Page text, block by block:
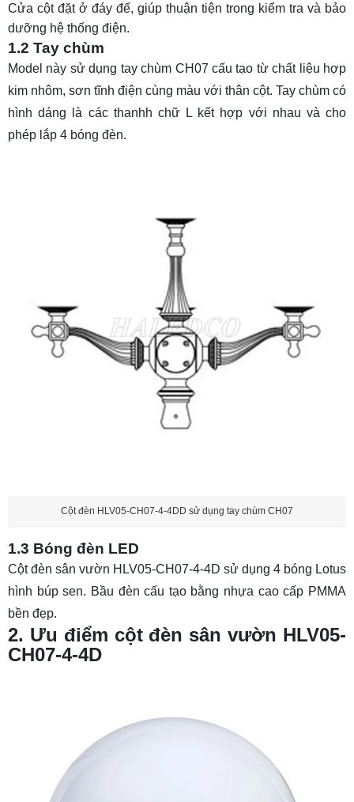
Cửa cột đặt ở đáy đế, giúp thuận tiện trong kiểm tra và bảo
dưỡng hệ thống điện.
1.2 Tay chùm
Model này sử dụng tay chùm CH07 cấu tạo từ chất liệu hợp
kim nhôm, sơn tĩnh điện cùng màu với thân cột. Tay chùm có
hình dáng là các thanhh chữ L kết hợp với nhau và cho
phép lắp 4 bóng đèn.
Cột đèn HLV05-CH07-4-4DD sử dụng tay chùm CH07
1.3 Bóng đèn LED
Cột đèn sân vườn HLV05-CH07-4-4D sử dụng 4 bóng Lotus
hình búp sen. Bầu đèn cấu tạo bằng nhựa cao cấp PMMA
bền đẹp.
2. Ưu điểm cột đèn sân vườn HLV05-
CH07-4-4D